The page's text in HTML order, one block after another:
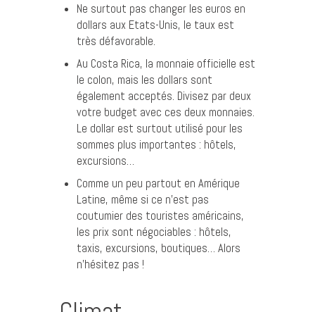
Ne surtout pas changer les euros en
dollars aux Etats-Unis, le taux est
très défavorable.
Au Costa Rica, la monnaie officielle est
le colon, mais les dollars sont
également acceptés. Divisez par deux
votre budget avec ces deux monnaies.
Le dollar est surtout utilisé pour les
sommes plus importantes : hôtels,
excursions…
Comme un peu partout en Amérique
Latine, même si ce n’est pas
coutumier des touristes américains,
les prix sont négociables : hôtels,
taxis, excursions, boutiques… Alors
n’hésitez pas !